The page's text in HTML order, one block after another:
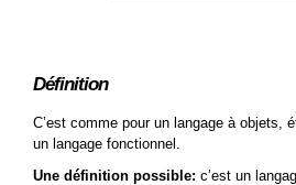
Définition
C’est comme pour un langage à objets,
un langage fonctionnel.
Une définition possible: c’est un